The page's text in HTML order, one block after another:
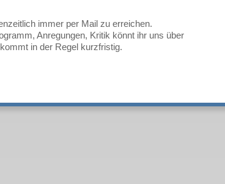
immer per Mail zu erreichen.
Anregungen, Kritik könnt ihr uns über
in der Regel kurzfristig.